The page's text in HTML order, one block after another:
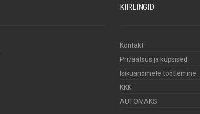
KIIRLINGID
Kontakt
Privaatsus ja küpsised
Isikuandmete töötlemine
KKK
AUTOMAKS